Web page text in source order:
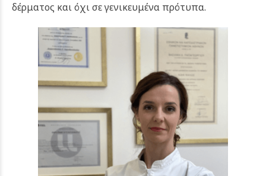
δέρματος και όχι σε γενικευμένα πρότυπα.